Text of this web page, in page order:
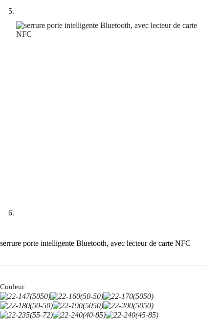
serrure porte intelligente Bluetooth, avec lecteur de carte NFC
Couleur